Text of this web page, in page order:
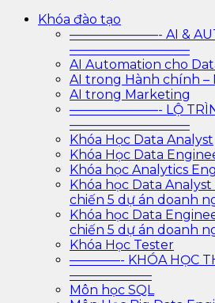
Khóa đào tạo
———————- AI &
—————————–
AI Automation cho
AI trong Hành chính –
AI trong Marketing
———————- LỘ
—————————–
Khóa Học Data Analyst
Khóa Học Data
Khóa học Analytics
Khóa học Data
chiến 5 dự án doanh
Khóa học Data
chiến 5 dự án doanh
Khóa Học Tester
————- KHÓA HỌC
——————–
Môn học SQL